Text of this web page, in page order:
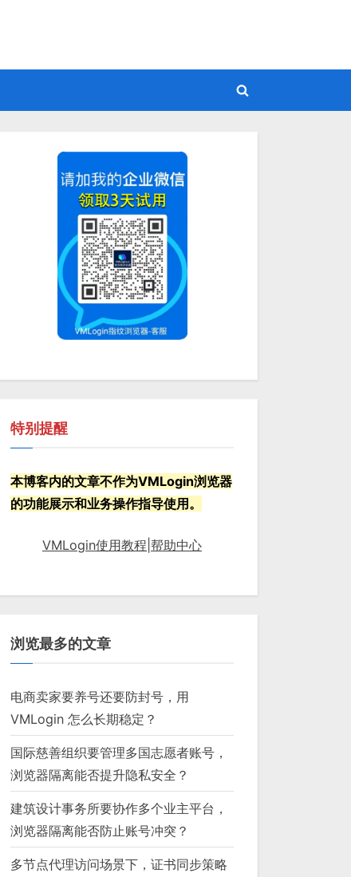
Toggle
特别提醒
本博客内的文章不作为VMLogin浏览器
的功能展示和业务操作指导使用。
VMLogin使用教程|帮助中心
浏览最多的文章
电商卖家要养号还要防封号，用
VMLogin 怎么长期稳定？
国际慈善组织要管理多国志愿者账号，
浏览器隔离能否提升隐私安全？
建筑设计事务所要协作多个业主平台，
浏览器隔离能否防止账号冲突？
多节点代理访问场景下，证书同步策略